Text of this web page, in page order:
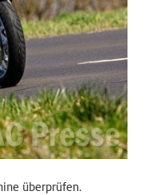
überprüfen.